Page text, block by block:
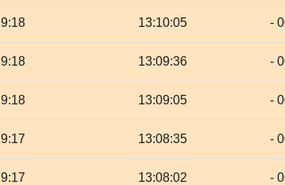
13:10:05 -
13:09:36 -
13:09:05 -
13:08:35 -
13:08:02 -